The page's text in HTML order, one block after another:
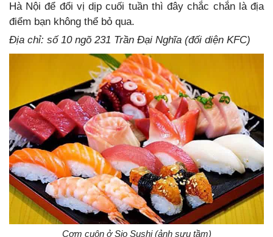
Hà Nội để đổi vị dịp cuối tuần thì đây chắc chắn là địa
điểm bạn không thể bỏ qua.
Địa chỉ: số 10 ngõ 231 Trần Đại Nghĩa (đối diện KFC)
Cơm cuộn ở Sio Sushi (ảnh sưu tầm)